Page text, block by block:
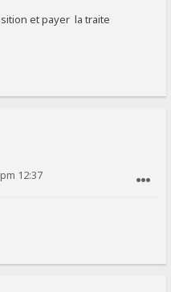
et payer la traite
12:37